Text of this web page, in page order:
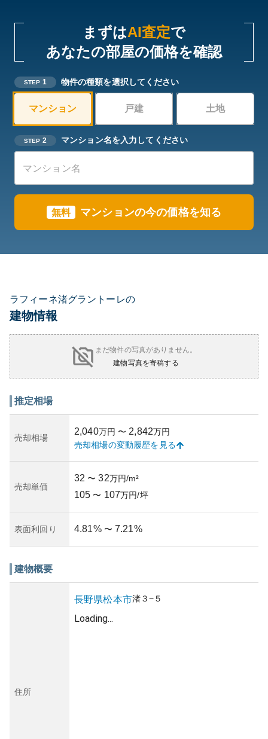
まずはAI査定で
あなたの部屋の価格を確認
STEP 1 物件の種類を選択してください
マンション 戸建 土地
STEP 2 マンション名を入力してください
無料 マンションの今の価格を知る
ラフィーネ渚グラントーレの
建物情報
まだ物件の写真がありません。
建物写真を寄稿する
推定相場
売却相場
2,040万円 〜 2,842万円
売却相場の変動履歴を見る
売却単価
32 〜 32万円/m²
105 〜 107万円/坪
表面利回り 4.81% 〜 7.21%
建物概要
住所
長野県松本市渚３−５
Loading...